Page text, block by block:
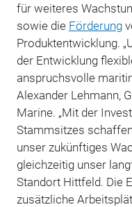
für weiteres
sowie die Förderung
Produktentwicklung.
der Entwicklung
anspruchsvolle
Alexander Lehmann,
Marine. „Mit der
Stammsitzes
unser zukünftiges
gleichzeitig unser
Standort Hittfeld. Die
zusätzliche